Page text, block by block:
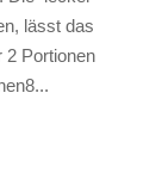
lässt das
2 Portionen